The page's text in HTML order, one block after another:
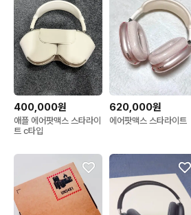
400,000원
애플 에어팟맥스 스타라이
트 c타입
620,000원
에어팟맥스 스타라이트